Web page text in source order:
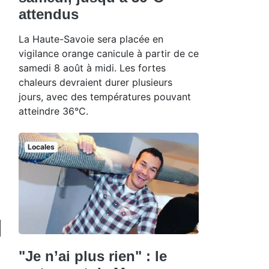
attendus
La Haute-Savoie sera placée en
vigilance orange canicule à partir de ce
samedi 8 août à midi. Les fortes
chaleurs devraient durer plusieurs
jours, avec des températures pouvant
atteindre 36°C.
Locales
"Je n’ai plus rien" : le